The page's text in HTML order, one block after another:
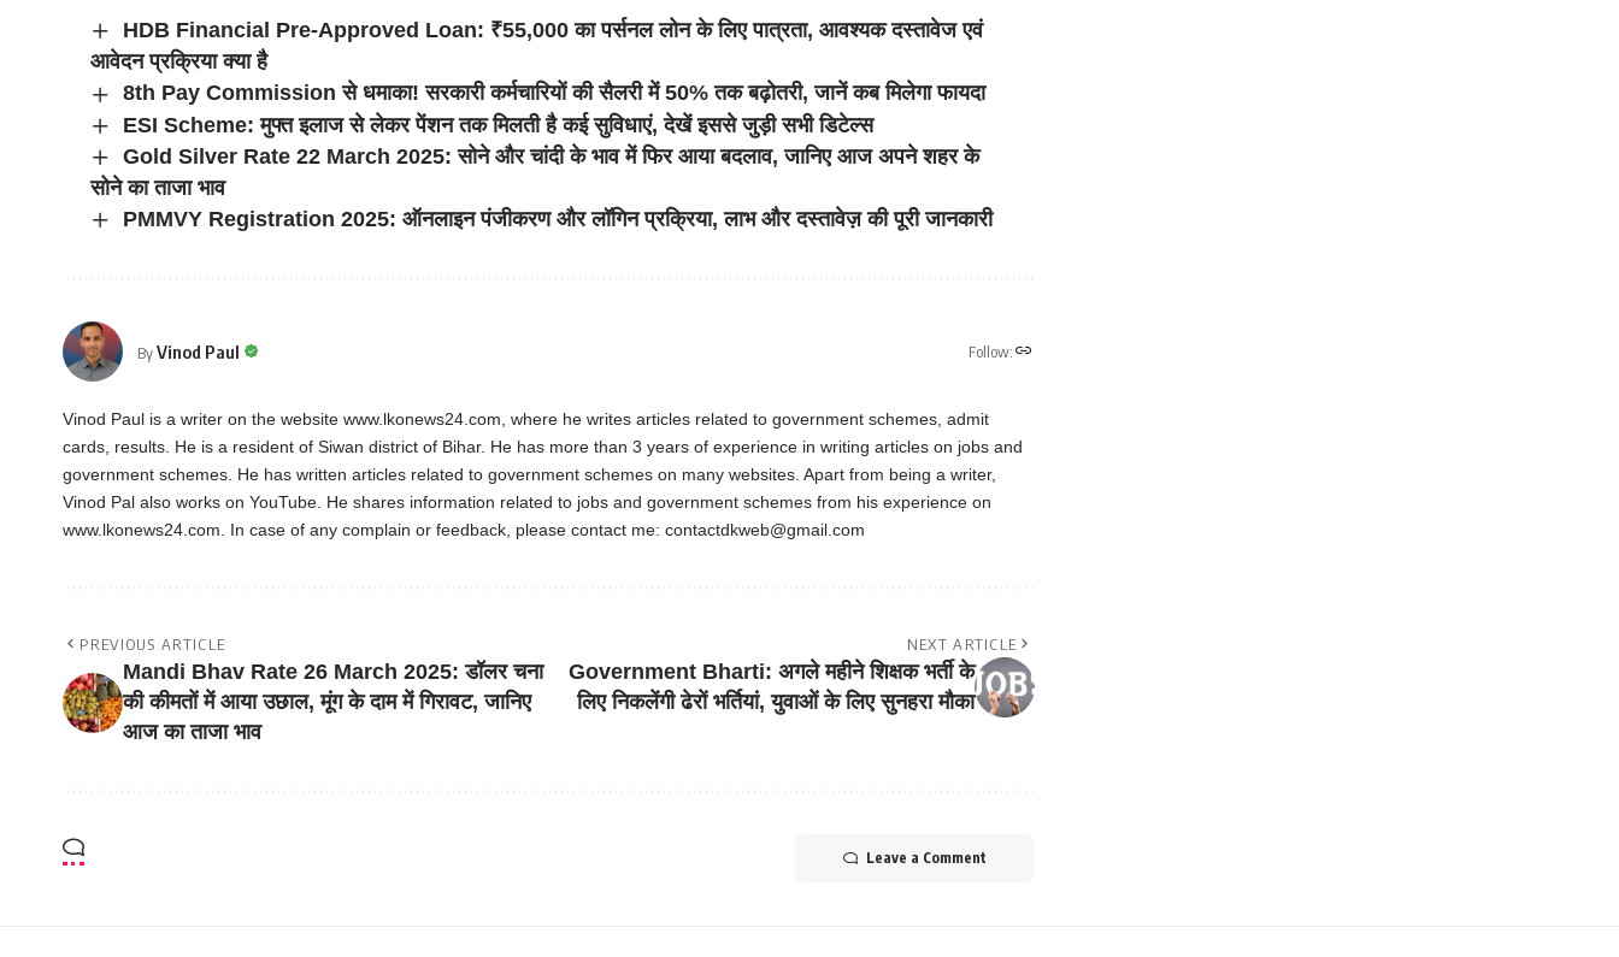
HDB Financial Pre-Approved Loan: ₹55,000 का पर्सनल लोन के लिए पात्रता, आवश्यक दस्तावेज एवं
आवेदन प्रक्रिया क्या है
8th Pay Commission से धमाका! सरकारी कर्मचारियों की सैलरी में 50% तक बढ़ोतरी, जानें कब मिलेगा फायदा
ESI Scheme: मुफ्त इलाज से लेकर पेंशन तक मिलती है कई सुविधाएं, देखें इससे जुड़ी सभी डिटेल्स
Gold Silver Rate 22 March 2025: सोने और चांदी के भाव में फिर आया बदलाव, जानिए आज अपने शहर के
सोने का ताजा भाव
PMMVY Registration 2025: ऑनलाइन पंजीकरण और लॉगिन प्रक्रिया, लाभ और दस्तावेज़ की पूरी जानकारी
ByVinod Paul Follow:
Vinod Paul is a writer on the website www.lkonews24.com, where he writes articles related to government schemes, admit
cards, results. He is a resident of Siwan district of Bihar. He has more than 3 years of experience in writing articles on jobs and
government schemes. He has written articles related to government schemes on many websites. Apart from being a writer,
Vinod Pal also works on YouTube. He shares information related to jobs and government schemes from his experience on
www.lkonews24.com. In case of any complain or feedback, please contact me: contactdkweb@gmail.com
PREVIOUS ARTICLE
Mandi Bhav Rate 26 March 2025: डॉलर चना
की कीमतों में आया उछाल, मूंग के दाम में गिरावट, जानिए
आज का ताजा भाव
NEXT ARTICLE
Government Bharti: अगले महीने शिक्षक भर्ती के
लिए निकलेंगी ढेरों भर्तियां, युवाओं के लिए सुनहरा मौका
Leave a Comment